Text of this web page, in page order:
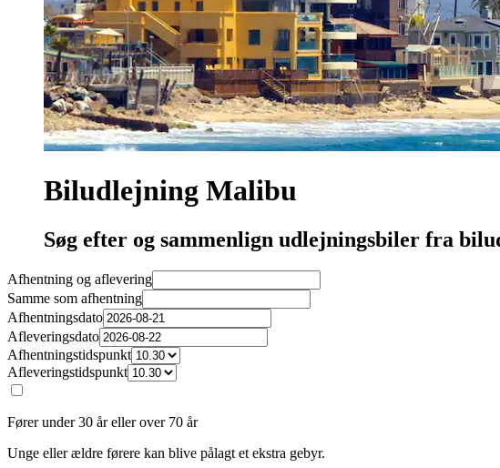
Biludlejning Malibu
Søg efter og sammenlign udlejningsbiler fra
Afhentning og aflevering
Samme som afhentning
Afhentningsdato
Afleveringsdato
Afhentningstidspunkt
Afleveringstidspunkt
Fører under 30 år eller over 70 år
Unge eller ældre førere kan blive pålagt et ekstra gebyr.